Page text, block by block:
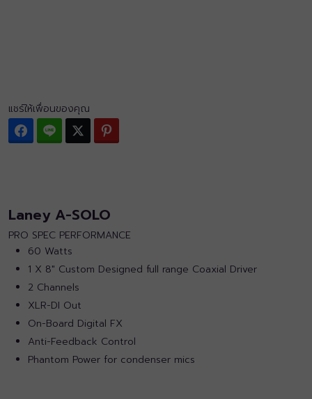
แชร์ให้เพื่อนของคุณ
Facebook
Line Twitter
Laney A-SOLO
PRO SPEC PERFORMANCE
60 Watts
1 X 8″ Custom Designed full range Coaxial Driver
2 Channels
XLR-DI Out
On-Board Digital FX
Anti-Feedback Control
Phantom Power for condenser mics